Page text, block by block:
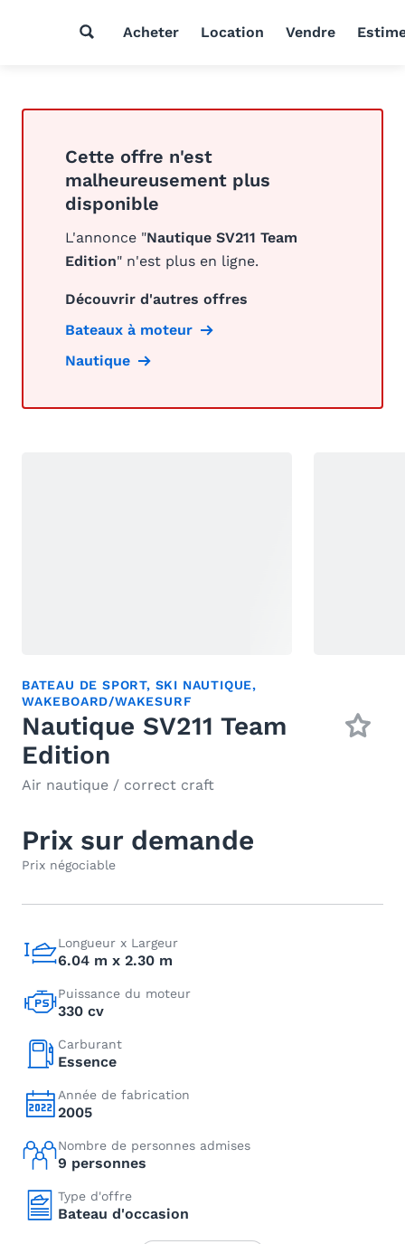
Acheter Location Vendre
Cette offre n'est
malheureusement plus
disponible
L'annonce "Nautique SV211 Team
Edition" n'est plus en ligne.
Découvrir d'autres offres
Bateaux à moteur
Nautique
BATEAU DE SPORT, SKI NAUTIQUE,
WAKEBOARD/WAKESURF
Nautique SV211 Team
Edition
Air nautique / correct craft
Prix sur demande
Prix négociable
Longueur x Largeur
6.04 m x 2.30 m
Puissance du moteur
330 cv
Carburant
Essence
Année de fabrication
2005
Nombre de personnes admises
9 personnes
Type d'offre
Bateau d'occasion